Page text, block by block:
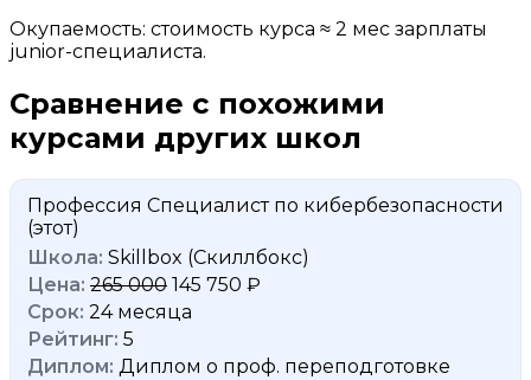
Окупаемость: стоимость курса ≈ 2 мес зарплаты
junior-специалиста.
Сравнение с похожими
курсами других школ
Профессия Cпециалист по кибербезопасности
(этот)
Skillbox (Скиллбокс)
265 000 145 750 ₽
24 месяца
5
Диплом о проф. переподготовке